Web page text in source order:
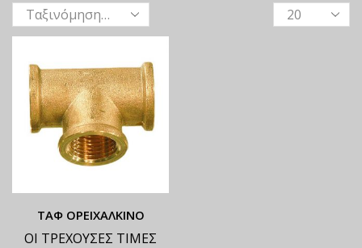
ΤΑΦ ΟΡΕΙΧΑΛΚΙΝΟ
ΟΙ ΤΡΕΧΟΥΣΕΣ ΤΙΜΕΣ